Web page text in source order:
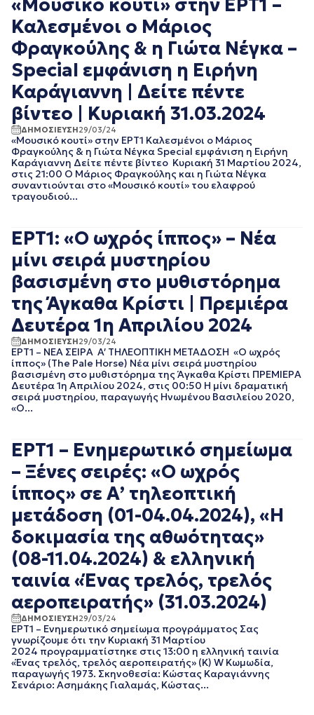
ΔΕΚΕΜΒΡΙΟΣ 2019
ΝΟΕΜΒΡΙΟΣ 2019
ΟΚΤΩΒΡΙΟΣ 2019
ΣΕΠΤΕΜΒΡΙΟΣ 2019
ΑΥΓΟΥΣΤΟΣ 2019
ΙΟΥΛΙΟΣ 2019
ΙΟΥΝΙΟΣ 2019
ΑΠΡΙΛΙΟΣ 2019
ΜΑΡΤΙΟΣ 2019
ΦΕΒΡΟΥΑΡΙΟΣ 2019
ΙΑΝΟΥΑΡΙΟΣ 2019
ΟΚΤΩΒΡΙΟΣ 2018
ΣΕΠΤΕΜΒΡΙΟΣ 2018
ΑΥΓΟΥΣΤΟΣ 2018
ΙΟΥΛΙΟΣ 2018
ΙΟΥΝΙΟΣ 2018
ΜΑΙΟΣ 2018
ΑΠΡΙΛΙΟΣ 2018
ΜΑΡΤΙΟΣ 2018
ΦΕΒΡΟΥΑΡΙΟΣ 2018
ΙΑΝΟΥΑΡΙΟΣ 2018
ΔΕΚΕΜΒΡΙΟΣ 2017
ΝΟΕΜΒΡΙΟΣ 2017
ΑΥΓΟΥΣΤΟΣ 2017
ΙΟΥΛΙΟΣ 2017
ΙΟΥΝΙΟΣ 2017
ΜΑΙΟΣ 2017
ΑΠΡΙΛΙΟΣ 2017
ΜΑΡΤΙΟΣ 2017
ΦΕΒΡΟΥΑΡΙΟΣ 2017
ΙΑΝΟΥΑΡΙΟΣ 2017
ΔΕΚΕΜΒΡΙΟΣ 2016
ΝΟΕΜΒΡΙΟΣ 2016
ΟΚΤΩΒΡΙΟΣ 2016
ΣΕΠΤΕΜΒΡΙΟΣ 2016
ΙΟΥΛΙΟΣ 2016
ΙΟΥΝΙΟΣ 2016
ΟΚΤΩΒΡΙΟΣ 2015
«Μουσικό κουτί» στην ΕΡΤ1 –
Καλεσμένοι ο Μάριος
Φραγκούλης & η Γιώτα Νέγκα –
Special εμφάνιση η Eιρήνη
Καράγιαννη | Δείτε πέντε
βίντεο | Κυριακή 31.03.2024
ΔΗΜΟΣΙΕΥΣΗ29/03/24
«Μουσικό κουτί» στην ΕΡΤ1 Καλεσμένοι ο Μάριος
Φραγκούλης & η Γιώτα Νέγκα Special εμφάνιση η Eιρήνη
Καράγιαννη Δείτε πέντε βίντεο Κυριακή 31 Μαρτίου 2024,
στις 21:00 Ο Μάριος Φραγκούλης και η Γιώτα Νέγκα
συναντιούνται στο «Μουσικό κουτί» του ελαφρού
τραγουδιού...
ΕΡΤ1: «Ο ωχρός ίππος» – Νέα
μίνι σειρά μυστηρίου
βασισμένη στο μυθιστόρημα
της Άγκαθα Κρίστι | Πρεμιέρα
Δευτέρα 1η Απριλίου 2024
ΔΗΜΟΣΙΕΥΣΗ29/03/24
ΕΡΤ1 – ΝΕΑ ΣΕΙΡΑ A′ ΤΗΛΕΟΠΤΙΚΗ ΜΕΤΑΔΟΣΗ «Ο ωχρός
ίππος» (The Pale Horse) Νέα μίνι σειρά μυστηρίου
βασισμένη στο μυθιστόρημα της Άγκαθα Κρίστι ΠΡΕΜΙΕΡΑ
Δευτέρα 1η Απριλίου 2024, στις 00:50 Η μίνι δραματική
σειρά μυστηρίου, παραγωγής Ηνωμένου Βασιλείου 2020,
«Ο...
ΕΡΤ1 – Ενημερωτικό σημείωμα
– Ξένες σειρές: «Ο ωχρός
ίππος» σε Α’ τηλεοπτική
μετάδοση (01-04.04.2024), «Η
δοκιμασία της αθωότητας»
(08-11.04.2024) & ελληνική
ταινία «Ένας τρελός, τρελός
αεροπειρατής» (31.03.2024)
ΔΗΜΟΣΙΕΥΣΗ29/03/24
ΕΡΤ1 – Ενημερωτικό σημείωμα προγράμματος Σας
γνωρίζουμε ότι την Κυριακή 31 Μαρτίου
2024 προγραμματίστηκε στις 13:00 η ελληνική ταινία
«Ένας τρελός, τρελός αεροπειρατής» (Κ) W Κωμωδία,
παραγωγής 1973. Σκηνοθεσία: Κώστας Καραγιάννης
Σενάριο: Ασημάκης Γιαλαμάς, Κώστας...